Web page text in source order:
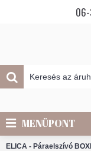
MENÜPONT
ELICA - Páraelszívó